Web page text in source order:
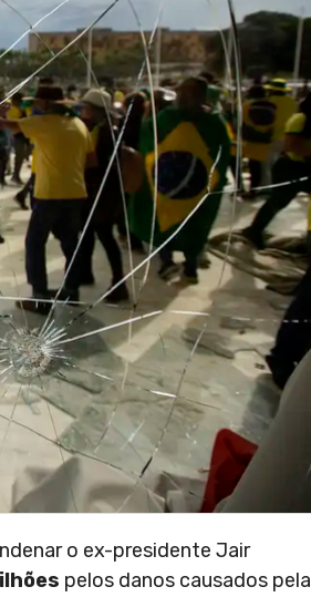
o ex-presidente Jair
pelos danos causados pela